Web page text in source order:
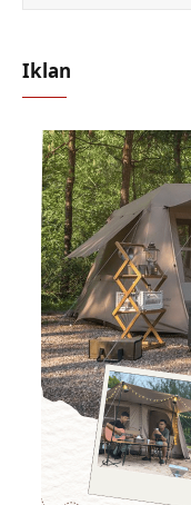
Iklan